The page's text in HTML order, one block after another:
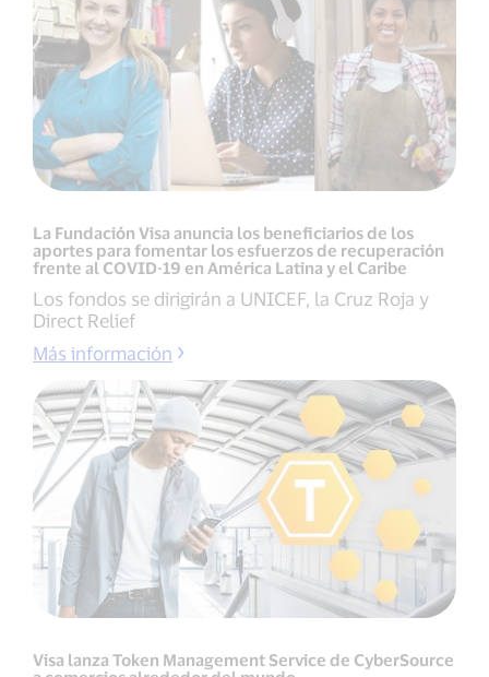
La Fundación Visa anuncia los beneficiarios de los
aportes para fomentar los esfuerzos de recuperación
frente al COVID-19 en América Latina y el Caribe
Los fondos se dirigirán a UNICEF, la Cruz Roja y
Direct Relief
Más información
Visa lanza Token Management Service de CyberSource